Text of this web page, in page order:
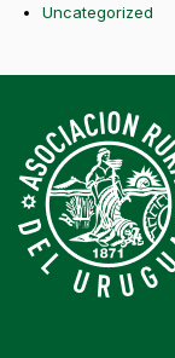
Uncategorized